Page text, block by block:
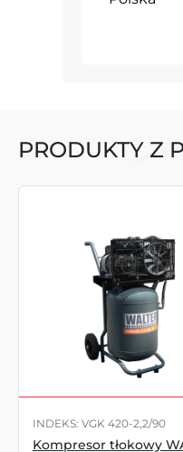
PRODUKTY Z
INDEKS: VGK 420-2,2/90
Kompresor tłokowy